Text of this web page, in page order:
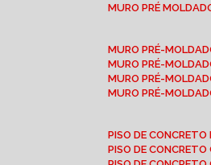
MURO PRÉ
MURO PRÉ-
MURO PRÉ-
MURO PRÉ-
MURO PRÉ-
PISO DE
PISO DE